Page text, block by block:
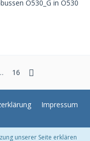
O530_G in O530
16
Impressum
unserer Seite erklären